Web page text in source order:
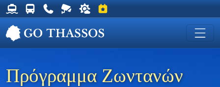
Δρομολόγια Φέρυ για Θάσο
Δρομολόγια Λεωφορείων Θάσου
Χρήσιμα Τηλέφωνα
Ζωντανή Κάμερα στη Χρυσή Ακτή
Ο καιρός στη Θάσο
Εκδηλώσεις στη Θάσο
Πρόγραμμα Ζωντανών